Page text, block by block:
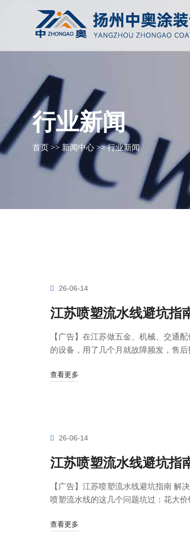
行业新闻
首页 >> 新闻中心 >>行业新闻
26-06-14
江苏喷塑流水线避坑指
【广告】在江苏做五金、机械、交通
的设备，用了几个月就故障频发，售
查看更多
26-06-14
江苏喷塑流水线避坑指
【广告】江苏喷塑流水线避坑指南 解
喷塑流水线的这几个问题坑过：花大
查看更多